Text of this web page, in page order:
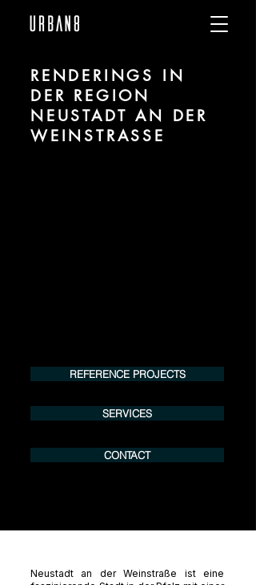
RENDERINGS IN
DER REGION
NEUSTADT AN DER
WEINSTRASSE
REFERENCE PROJECTS
SERVICES
CONTACT
Neustadt an der Weinstraße ist eine